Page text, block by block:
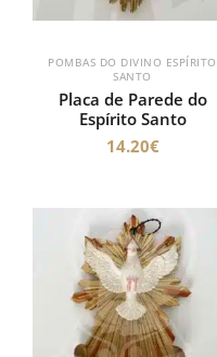
POMBAS DO DIVINO ESPÍRITO
SANTO
Placa de Parede do
Espírito Santo
14.20€